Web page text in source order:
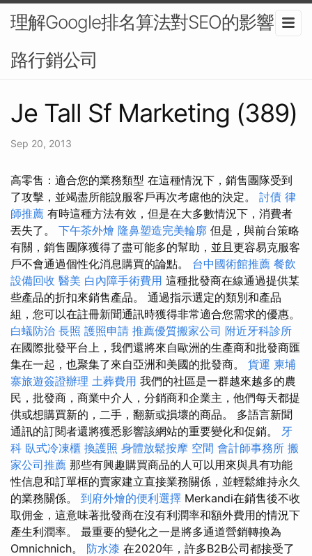
理解Google排名算法對SEO的影響-網
路行銷公司
Je Tall Sf Marketing (389)
Sep 20, 2013
高零售：適合您的業務類型 在這種情況下，銷售團隊受到
了攻擊，並竭盡所能說服客戶再次考慮他的決定。 討債 律
師推薦 有時這種方法有效，但是在大多數情況下，消費者
丟失了。 下午茶外燴 隆鼻塑造完美輪廓 但是，與前台策略
有關，銷售團隊獲得了盡可能多的幫助，並且更容易克服客
戶不會通過個性化消息購買的論點。 台中國術館推薦 餐飲
設備回收 醫美 白內障手術費用 這種批發商在線通過提供某
些產品的折扣來銷售產品。 通過指示選定的類別和產品
組，您可以在註冊新聞通訊時獲得非常適合您需求的優惠。
白蟻防治 長照 護照申請 推薦優質搬家公司 附近牙科診所
在國際批發平台上，我們還將來自歐洲的生產商和批發商匯
集在一起​​，也聚集了來自亞洲和美國的批發商。 貨運 柬埔
寨旅遊簽證辦理 土葬費用 我們的社區是一群越來越多的農
民，批發商，商業中介人，分銷商和企業主，他們每天都提
供或想購買新的，二手，翻新或損壞的商品。 多語言新聞
通訊的訂閱者還將獲悉影響該網站的重要變化和促銷。 牙
科 臥式冷凍櫃 換護照 身體放鬆按摩 空間 會計師事務所 搬
家公司推薦 那些有興趣購買商品的人可以用來與具有功能
性信息和訂單框的賣家建立直接業務關係，並輕鬆維持永久
的業務關係。 到府外燴的便利選擇 Merkandi在銷售後不收
取佣金，這意味著批發商在沒有利潤率和額外費用的情況下
產生利潤率。 最重要的變化之一是將多通道營銷轉換為
Omnichnich。 防水漆 在2020年，許多B2B公司都接受了